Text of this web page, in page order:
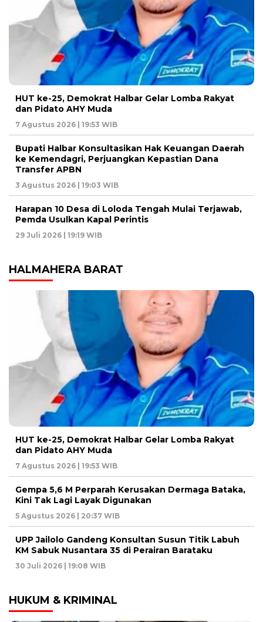
HUT ke-25, Demokrat Halbar Gelar Lomba Rakyat
dan Pidato AHY Muda
7 Agustus 2026 | 19:53 WIB
Bupati Halbar Konsultasikan Hak Keuangan Daerah
ke Kemendagri, Perjuangkan Kepastian Dana
Transfer APBN
3 Agustus 2026 | 19:03 WIB
Harapan 10 Desa di Loloda Tengah Mulai Terjawab,
Pemda Usulkan Kapal Perintis
29 Juli 2026 | 19:19 WIB
HALMAHERA BARAT
HUT ke-25, Demokrat Halbar Gelar Lomba Rakyat
dan Pidato AHY Muda
7 Agustus 2026 | 19:53 WIB
Gempa 5,6 M Perparah Kerusakan Dermaga Bataka,
Kini Tak Lagi Layak Digunakan
5 Agustus 2026 | 20:37 WIB
UPP Jailolo Gandeng Konsultan Susun Titik Labuh
KM Sabuk Nusantara 35 di Perairan Barataku
30 Juli 2026 | 19:08 WIB
HUKUM & KRIMINAL